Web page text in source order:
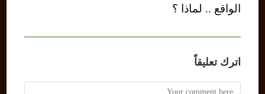
الواقع .. لماذا ؟
اترك تعليقاً
Comment